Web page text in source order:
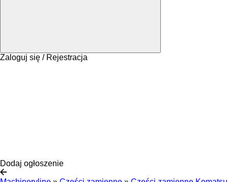
Zaloguj się / Rejestracja
Dodaj ogłoszenie